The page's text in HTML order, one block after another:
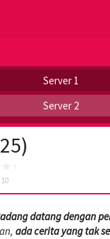
Server 1
Server 2
datang dengan
ada cerita yang tak